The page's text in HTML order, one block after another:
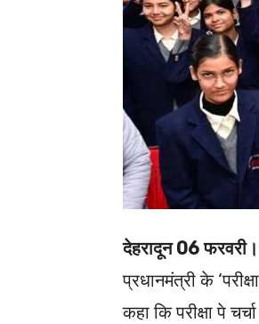
देहरादून 06 फरवरी।
प्रधानमंत्री के
कहा कि परीक्षा पे